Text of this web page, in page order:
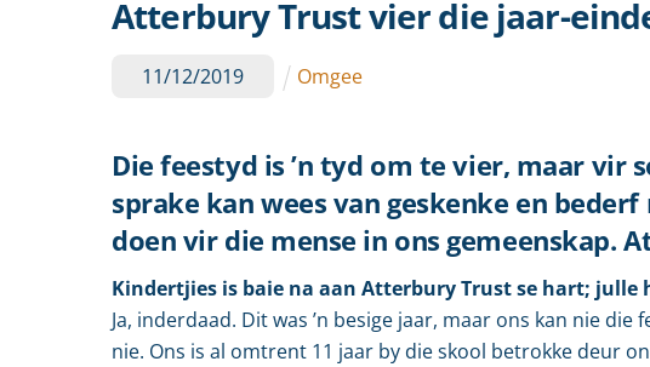
Atterbury Trust vier die jaar-
11/12/2019 Omgee
Die feestyd is ’n tyd om te vier, maar vir
sprake kan wees van geskenke en
doen vir die mense in ons gemeenskap.
Kindertjies is baie na aan Atterbury Trust se hart; julle
Ja, inderdaad. Dit was ’n besige jaar, maar ons kan nie
nie. Ons is al omtrent 11 jaar by die skool betrokke deur